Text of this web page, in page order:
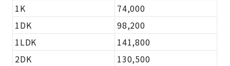
1K
74,000
1DK
98,200
1LDK
141,800
2DK
130,500